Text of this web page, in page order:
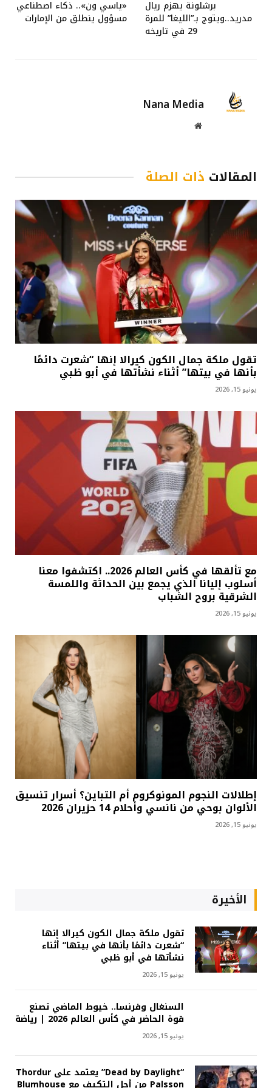
برشلونة يهزم ريال
مدريد..ويتوج بـ”الليغا” للمرة
29 في تاريخه
«ياسي ون».. ذكاء اصطناعي
مسؤول ينطلق من الإمارات
Nana Media
موقع
المقالات ذات الصلة
تقول ملكة جمال الكون كيرالا إنها “شعرت دائمًا
بأنها في بيتها” أثناء نشأتها في أبو ظبي
يونيو 15, 2026
مع تألقها في كأس العالم 2026.. اكتشفوا معنا
أسلوب إليانا الذي يجمع بين الحداثة واللمسة
الشرقية بروح الشباب
يونيو 15, 2026
إطلالات النجوم المونوكروم أم التباين؟ أسرار تنسيق
الألوان بوحي من نانسي وأحلام 14 حزيران 2026
يونيو 15, 2026
الأخيرة
تقول ملكة جمال الكون كيرالا إنها
“شعرت دائمًا بأنها في بيتها” أثناء
نشأتها في أبو ظبي
يونيو 15, 2026
السنغال وفرنسا.. خيوط الماضي تصنع
قوة الحاضر في كأس العالم 2026 | رياضة
يونيو 15, 2026
“Dead by Daylight” يعتمد على Thordur